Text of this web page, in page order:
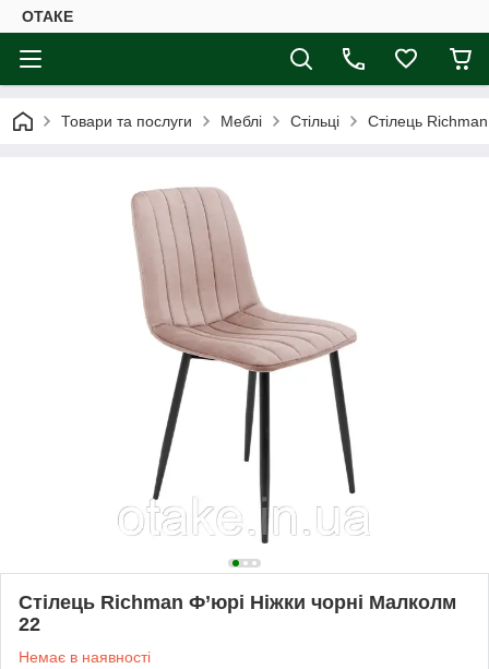
ОТАКЕ
Товари та послуги Меблі Стільці Стілець
Стілець Richman Ф’юрі Ніжки чорні Малколм
22
Немає в наявності